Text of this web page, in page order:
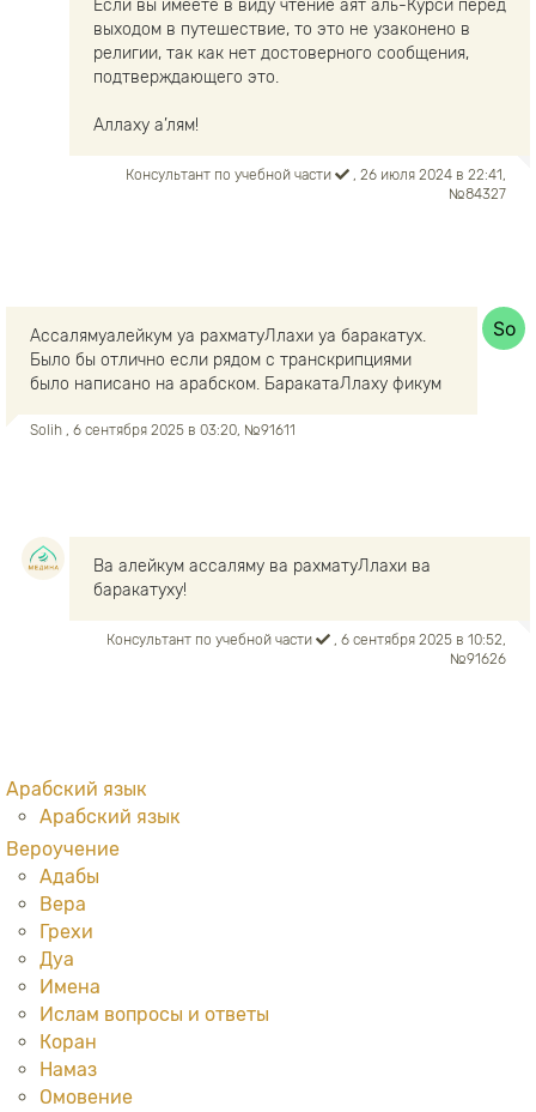
Если вы имеете в виду чтение аят аль-Курси перед
выходом в путешествие, то это не узаконено в
религии, так как нет достоверного сообщения,
подтверждающего это.
Аллаху а’лям!
Консультант по учебной части
, 26 июля 2024 в 22:41,
№84327
Ассалямуалейкум уа рахматуЛлахи уа баракатух.
Было бы отлично если рядом с транскрипциями
было написано на арабском. БаракатаЛлаху фикум
Solih , 6 сентября 2025 в 03:20, №91611
Ва алейкум ассаляму ва рахматуЛлахи ва
баракатуху!
Консультант по учебной части
, 6 сентября 2025 в 10:52,
№91626
Арабский язык
Арабский язык
Вероучение
Адабы
Вера
Грехи
Дуа
Имена
Ислам вопросы и ответы
Коран
Намаз
Омовение